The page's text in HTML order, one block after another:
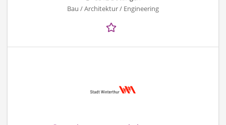
Bau / Architektur / Engineering